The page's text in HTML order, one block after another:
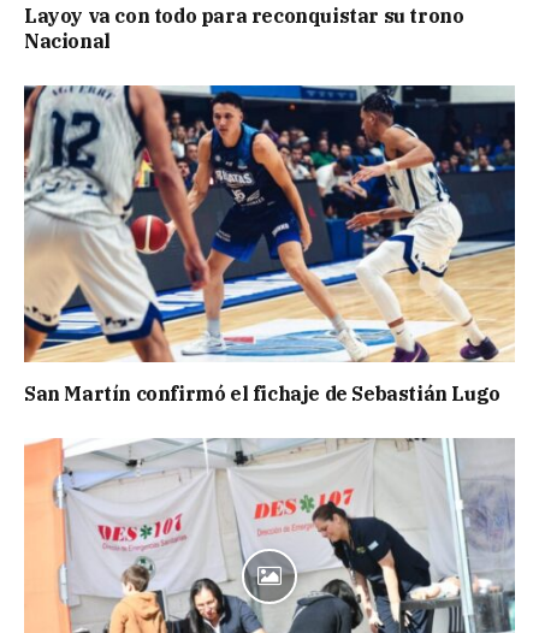
Layoy va con todo para reconquistar su trono
Nacional
San Martín confirmó el fichaje de Sebastián Lugo